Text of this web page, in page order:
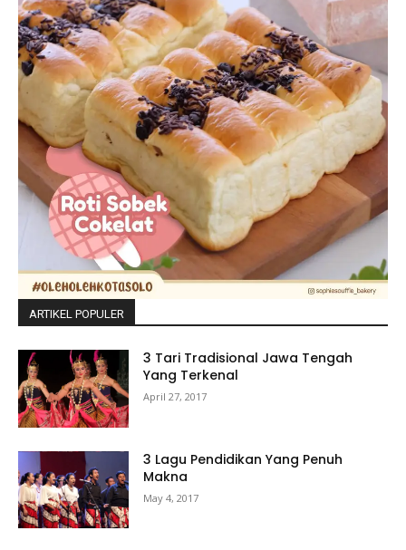
ARTIKEL POPULER
3 Tari Tradisional Jawa Tengah
Yang Terkenal
April 27, 2017
3 Lagu Pendidikan Yang Penuh
Makna
May 4, 2017